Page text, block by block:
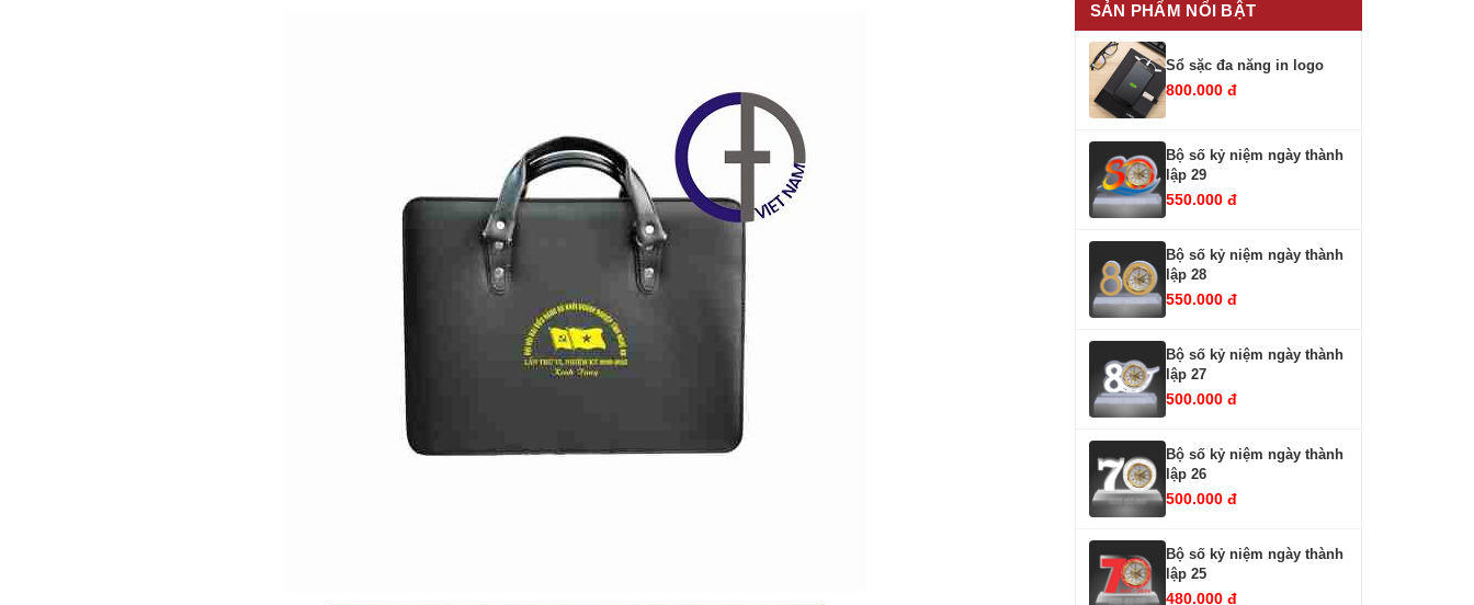
SẢN PHẨM NỔI BẬT
Sổ sặc đa năng in logo
800.000 đ
Bộ số kỷ niệm ngày thành
lập 29
550.000 đ
Bộ số kỷ niệm ngày thành
lập 28
550.000 đ
Bộ số kỷ niệm ngày thành
lập 27
500.000 đ
Bộ số kỷ niệm ngày thành
lập 26
500.000 đ
Bộ số kỷ niệm ngày thành
lập 25
480.000 đ